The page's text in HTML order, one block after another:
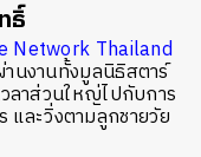
ธิ์
Network Thailand
นงานทั้งมูลนิธิสตาร์
ลาส่วนใหญ่ไปกับการ
และวิ่งตามลูกชายวัย